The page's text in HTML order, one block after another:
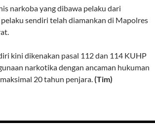
narkoba yang dibawa pelaku dari
sendiri telah diamankan di Mapolres
kini dikenakan pasal 112 dan 114 KUHP
narkotika dengan ancaman hukuman
20 tahun penjara.(Tim)